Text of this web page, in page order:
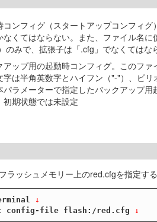
コンフィグ（スタートアップコンフィ
なくてはならない。また、ファイル名
）のみで、拡張子は「.cfg」でなくては
アップ用の起動時コンフィグ。このフ
字は半角英数字とハイフン（"-"）、ピ
パラメーターで指定したバックアップ
初期状態では未設定
ラッシュメモリー上のred.cfgを指定する
↓
config-file flash:/red.cfg ↓